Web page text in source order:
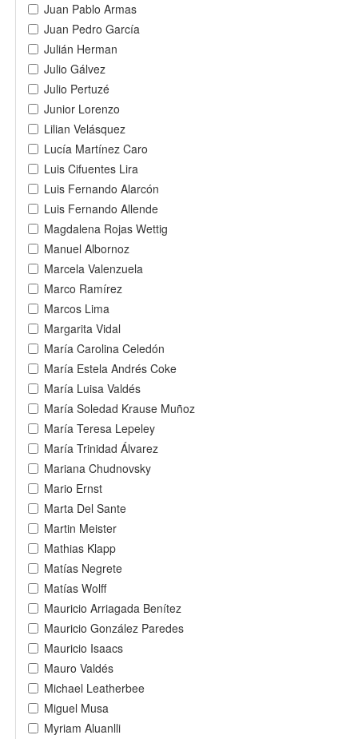
Juan Pablo Armas
Juan Pedro García
Julián Herman
Julio Gálvez
Julio Pertuzé
Junior Lorenzo
Lilian Velásquez
Lucía Martínez Caro
Luis Cifuentes Lira
Luis Fernando Alarcón
Luis Fernando Allende
Magdalena Rojas Wettig
Manuel Albornoz
Marcela Valenzuela
Marco Ramírez
Marcos Lima
Margarita Vidal
María Carolina Celedón
María Estela Andrés Coke
María Luisa Valdés
María Soledad Krause Muñoz
María Teresa Lepeley
María Trinidad Álvarez
Mariana Chudnovsky
Mario Ernst
Marta Del Sante
Martin Meister
Mathias Klapp
Matías Negrete
Matías Wolff
Mauricio Arriagada Benítez
Mauricio González Paredes
Mauricio Isaacs
Mauro Valdés
Michael Leatherbee
Miguel Musa
Myriam Aluanlli